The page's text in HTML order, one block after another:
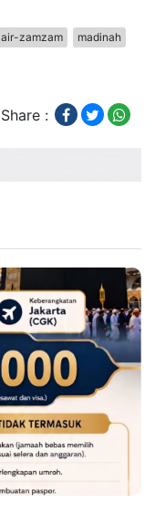
air-zamzam
madinah
Share :